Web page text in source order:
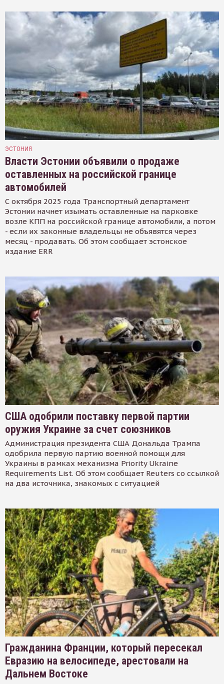
ЭСТОНИЯ
Власти Эстонии объявили о продаже
оставленных на российской границе
автомобилей
С октября 2025 года Транспортный департамент
Эстонии начнет изымать оставленные на парковке
возле КПП на российской границе автомобили, а потом
- если их законные владельцы не объявятся через
месяц - продавать. Об этом сообщает эстонское
издание ERR
США одобрили поставку первой партии
оружия Украине за счет союзников
Администрация президента США Дональда Трампа
одобрила первую партию военной помощи для
Украины в рамках механизма Priority Ukraine
Requirements List. Об этом сообщает Reuters со ссылкой
на два источника, знакомых с ситуацией
Гражданина Франции, который пересекал
Евразию на велосипеде, арестовали на
Дальнем Востоке